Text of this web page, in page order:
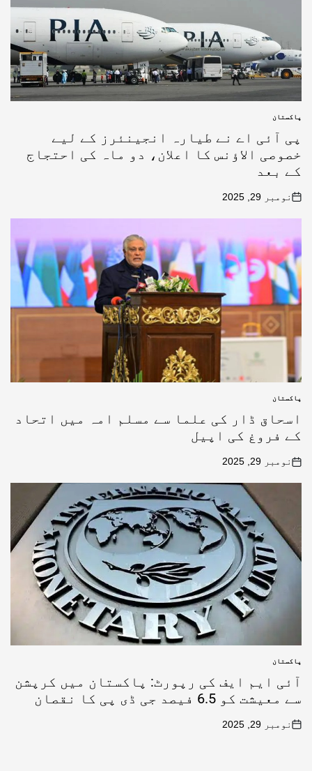
پاکستان
پی آئی اے نے طیارہ انجینئرز کے لیے
خصوصی الاؤنس کا اعلان، دو ماہ کی احتجاج
کے بعد
نومبر 29, 2025
پاکستان
اسحاق ڈار کی علما سے مسلم امہ میں اتحاد
کے فروغ کی اپیل
نومبر 29, 2025
پاکستان
آئی ایم ایف کی رپورٹ: پاکستان میں کرپشن
سے معیشت کو 6.5 فیصد جی ڈی پی کا نقصان
نومبر 29, 2025